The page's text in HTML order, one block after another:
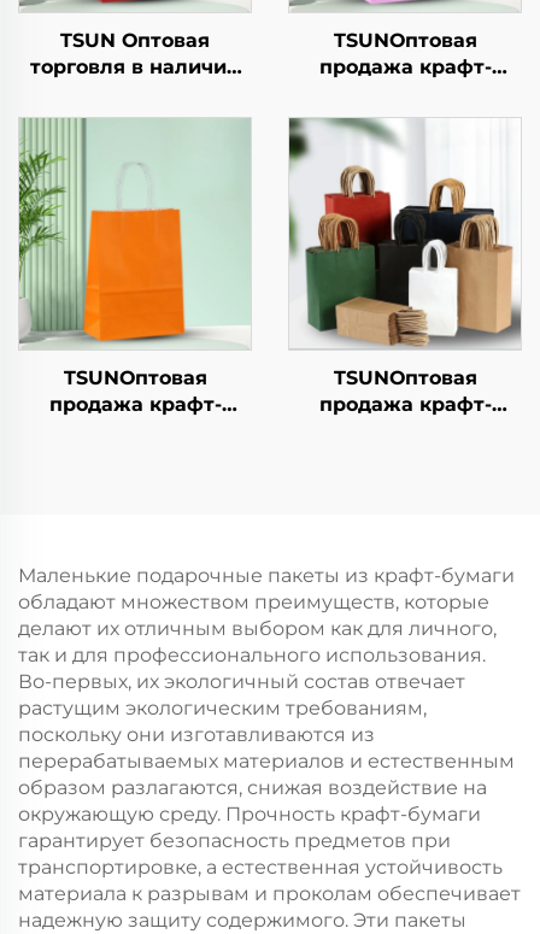
TSUN Оптовая
торговля в наличии
для покупок
логотип takeaway и
Новый год/Рождество
подарочная упаковка
TSUNОптовая
продажа крафт-
логотипом на заказ с
возможностью
нанесения принта
для упаковки
новогодней/
рождественской еды
в гофрокarton
TSUNОптовая
продажа крафт-
рождественской еды
в пластиковую
упаковку
TSUNОптовая
продажа крафт-
новогодней/
рождественской еды
в пластиковую
упаковку
Маленькие подарочные пакеты из крафт-бумаги
обладают множеством преимуществ, которые
делают их отличным выбором как для личного,
так и для профессионального использования.
Во-первых, их экологичный состав отвечает
растущим экологическим требованиям,
поскольку они изготавливаются из
перерабатываемых материалов и естественным
образом разлагаются, снижая воздействие на
окружающую среду. Прочность крафт-бумаги
гарантирует безопасность предметов при
транспортировке, а естественная устойчивость
материала к разрывам и проколам обеспечивает
надежную защиту содержимого. Эти пакеты